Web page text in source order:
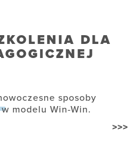
DLA
sposoby
modelu Win-Win.
>>>